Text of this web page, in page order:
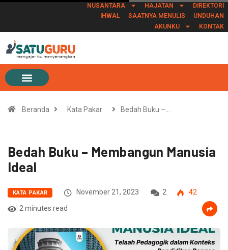
NUSANTARA HAJATAN
DIREKTORI
IHWAL
SAATNYA MENULIS
UNDUHAN
AKUNKU
KONTAK
Beranda Kata Pakar Bedah Buku –…
Bedah Buku – Membangun Manusia
Ideal
KATA PAKAR November 21, 2023 2
42
2 minutes read